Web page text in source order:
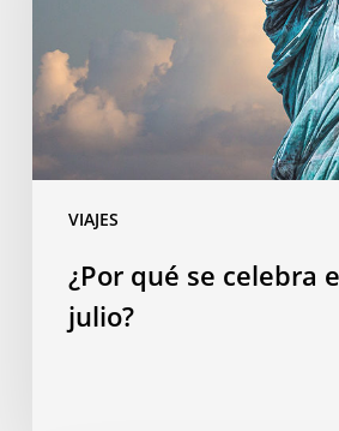
VIAJES
de
julio?
¿Por qué se celebra
julio?